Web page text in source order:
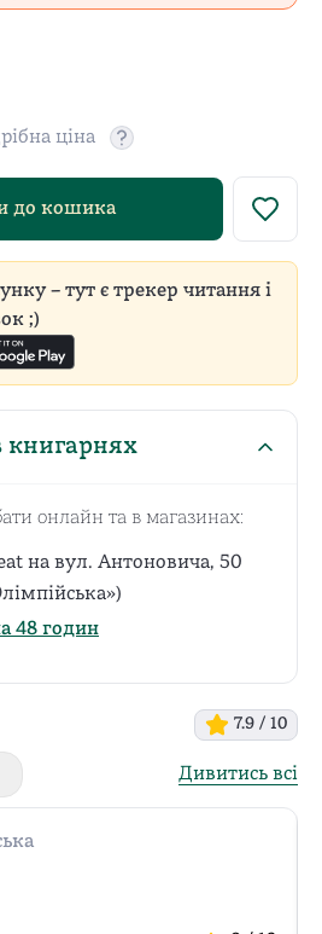
ціна
до кошика
– тут є трекер читання і
;)
книгарнях
онлайн та в магазинах:
на вул. Антоновича, 50
48 годин
7.9 / 10
Дивитись всі